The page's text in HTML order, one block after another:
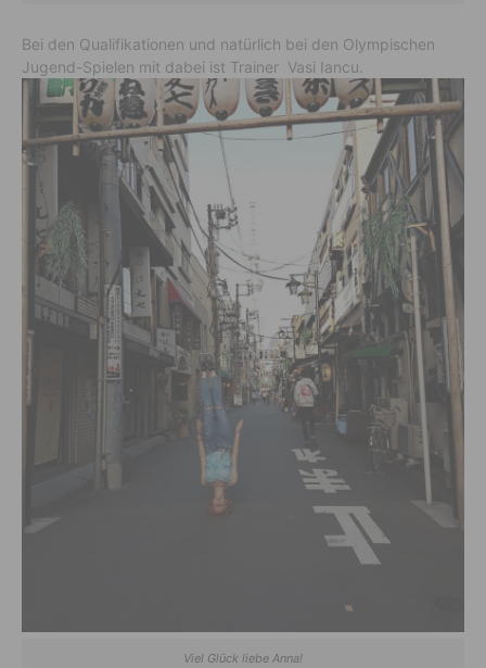
Bei den Qualifikationen und natürlich bei den Olympischen
Jugend-Spielen mit dabei ist Trainer Vasi Iancu.
Viel Glück liebe Anna!